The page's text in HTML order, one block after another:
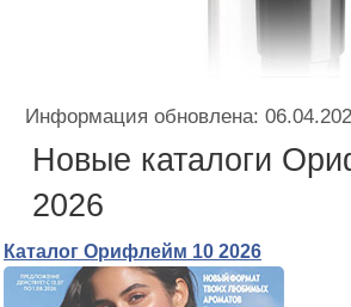
Информация обновлена:
Новые каталоги
2026
Каталог Орифлейм 10 2026